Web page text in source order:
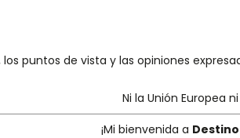
los puntos de vista y las opiniones
Ni la Unión Europea
¡Mi bienvenida a